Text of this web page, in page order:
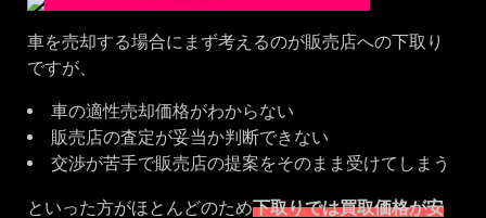
車を売却する場合にまず考えるのが販売店への下取り
ですが、
車の適性売却価格がわからない
販売店の査定が妥当か判断できない
交渉が苦手で販売店の提案をそのまま受けてしまう
といった方がほとんどのため下取りでは買取価格が安